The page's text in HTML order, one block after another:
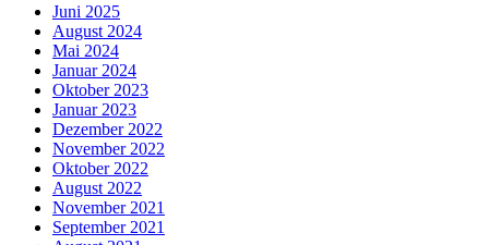
Juni 2025
August 2024
Mai 2024
Januar 2024
Oktober 2023
Januar 2023
Dezember 2022
November 2022
Oktober 2022
August 2022
November 2021
September 2021